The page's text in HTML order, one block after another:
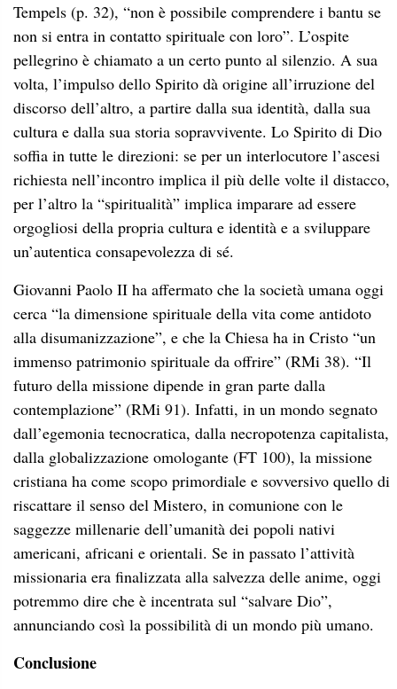
Tempels (p. 32), “non è possibile comprendere i bantu se
non si entra in contatto spirituale con loro”. L’ospite
pellegrino è chiamato a un certo punto al silenzio. A sua
volta, l’impulso dello Spirito dà origine all’irruzione del
discorso dell’altro, a partire dalla sua identità, dalla sua
cultura e dalla sua storia sopravvivente. Lo Spirito di Dio
soffia in tutte le direzioni: se per un interlocutore l’ascesi
richiesta nell’incontro implica il più delle volte il distacco,
per l’altro la “spiritualità” implica imparare ad essere
orgogliosi della propria cultura e identità e a sviluppare
un’autentica consapevolezza di sé.
Giovanni Paolo II ha affermato che la società umana oggi
cerca “la dimensione spirituale della vita come antidoto
alla disumanizzazione”, e che la Chiesa ha in Cristo “un
immenso patrimonio spirituale da offrire” (RMi 38). “Il
futuro della missione dipende in gran parte dalla
contemplazione” (RMi 91). Infatti, in un mondo segnato
dall’egemonia tecnocratica, dalla necropotenza capitalista,
dalla globalizzazione omologante (FT 100), la missione
cristiana ha come scopo primordiale e sovversivo quello di
riscattare il senso del Mistero, in comunione con le
saggezze millenarie dell’umanità dei popoli nativi
americani, africani e orientali. Se in passato l’attività
missionaria era finalizzata alla salvezza delle anime, oggi
potremmo dire che è incentrata sul “salvare Dio”,
annunciando così la possibilità di un mondo più umano.
Conclusione